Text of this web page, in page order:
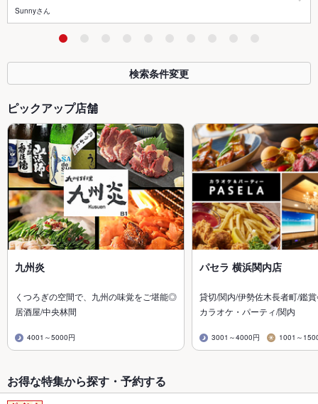
Sunnyさん
検索条件変更
ピックアップ店舗
九州炎
くつろぎの空間で、九州の味覚をご堪能◎
居酒屋/中央林間
4001～5000円
パセラ 横浜関内店
貸切/関内/伊勢佐木長者町/鑑
カラオケ・パーティ/関内
3001～4000円 1001～
お得な特集から探す・予約する